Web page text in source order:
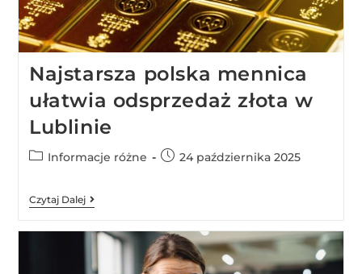
Najstarsza polska mennica
ułatwia odsprzedaż złota w
Lublinie
Informacje różne 24 października 2025
Czytaj Dalej